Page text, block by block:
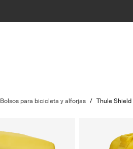
Bolsos para bicicleta y alforjas / Thule Shield